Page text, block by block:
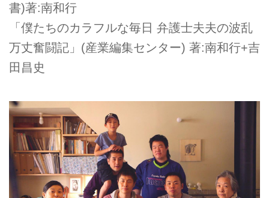
書)著:南和行
「僕たちのカラフルな毎日 弁護士夫夫の波乱
万丈奮闘記」(産業編集センター) 著:南和行+吉
田昌史